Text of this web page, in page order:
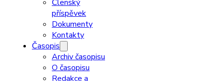
Členský
příspěvek
Dokumenty
Kontakty
Časopis
Archiv časopisu
O časopisu
Redakce a